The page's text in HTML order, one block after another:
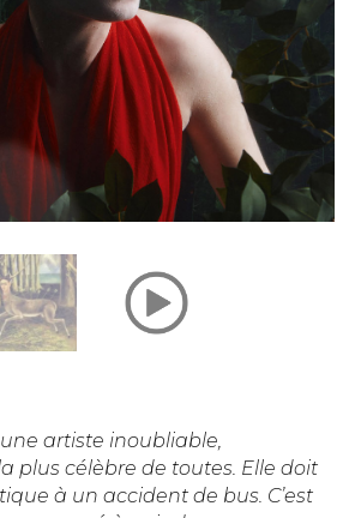
artiste inoubliable,
plus célèbre de toutes. Elle doit
à un accident de bus. C’est